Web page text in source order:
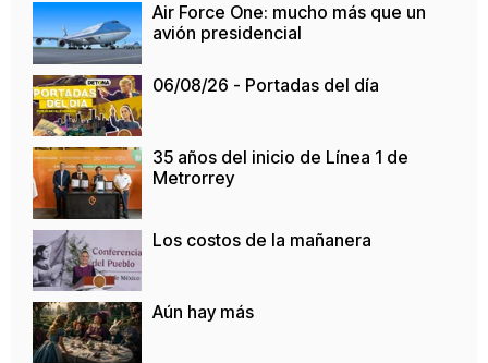
Air Force One: mucho más que un
avión presidencial
06/08/26 - Portadas del día
35 años del inicio de Línea 1 de
Metrorrey
Los costos de la mañanera
Aún hay más